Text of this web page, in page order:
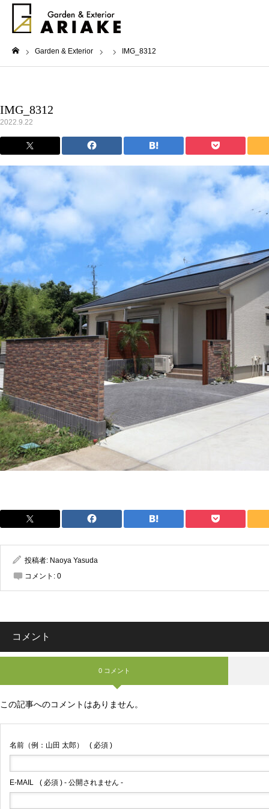
Garden & Exterior IMG_8312
IMG_8312
2022.9.22
投稿者: Naoya Yasuda
コメント: 0
コメント
0 コメント
この記事へのコメントはありません。
名前（例：山田 太郎） ( 必須 )
E-MAIL ( 必須 ) - 公開されません -